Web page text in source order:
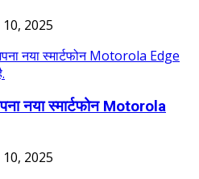
10, 2025
नया स्मार्टफोन Motorola
10, 2025